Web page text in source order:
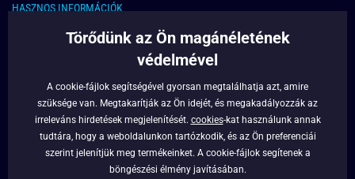
HASZNOS INFORMÁCIÓK
KAPCSOLAT
info@legyferfi.hu
FONTOS INFORMÁCIÓK
RÓLUNK
Törődünk az Ön magánéletének
védelmével
A cookie-fájlok segítségével gyorsan megtalálhatja azt, amire
szüksége van. Megtakarítják az Ön idejét, és megakadályozzák az
irreleváns hirdetések megjelenítését. cookies-kat használunk annak
tudtára, hogy a weboldalunkon tartózkodik, és az Ön preferenciái
szerint jelenítjük meg termékeinket. A cookie-fájlok segítenek a
böngészési élmény javításában.